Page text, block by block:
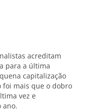
acreditam
para a última
capitalização
foi mais que o dobro
vez e
ano.